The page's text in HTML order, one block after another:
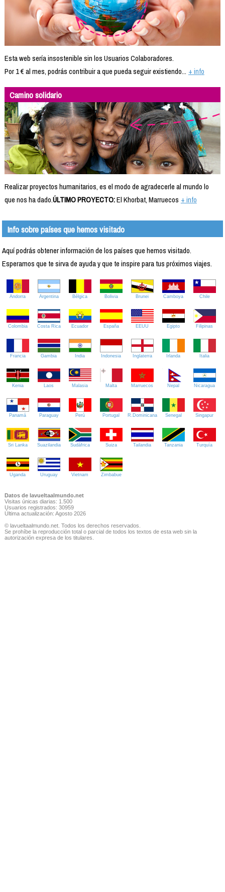
Esta web sería insostenible sin los Usuarios Colaboradores.
Por 1 € al mes, podrás contribuir a que pueda seguir existiendo... + info
Camino solidario
Realizar proyectos humanitarios, es el modo de agradecerle al mundo lo
que nos ha dado.ÚLTIMO PROYECTO:El Khorbat, Marruecos + info
Info sobre países que hemos visitado
Aquí podrás obtener información de los países que hemos visitado.
Esperamos que te sirva de ayuda y que te inspire para tus próximos viajes.
Andorra Argentina Bélgica Bolivia Brunei Camboya Chile
Colombia Costa Rica Ecuador España EEUU Egipto Filipinas
Francia Gambia India Indonesia Inglaterra Irlanda Italia
Kenia Laos Malasia Malta Marruecos Nepal Nicaragua
Panamá Paraguay Perú Portugal R.Dominicana Senegal Singapur
Sri Lanka Suazilandia Sudáfrica Suiza Tailandia Tanzania Turquía
Uganda Uruguay Vietnam Zimbabue
Datos de lavueltaalmundo.net
Visitas únicas diarias: 1.500
Usuarios registrados: 30959
Última actualización: Agosto 2026
© lavueltaalmundo.net. Todos los derechos reservados.
Se prohíbe la reproducción total o parcial de todos los textos de esta web sin la
autorización expresa de los titulares.